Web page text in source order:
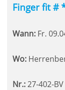
Finger fit #
Wann: Fr.
Wo:
Nr.:27-402-BV